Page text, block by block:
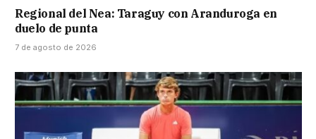
Regional del Nea: Taraguy con Aranduroga en
duelo de punta
7 de agosto de 2026